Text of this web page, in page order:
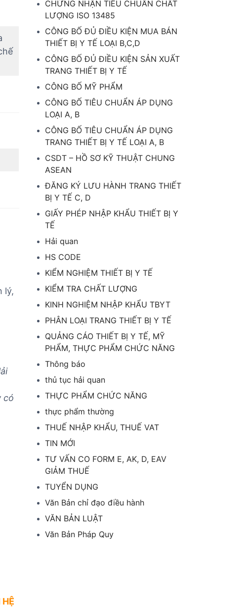
lý,
có
HỆ
CHỨNG NHẬN TIÊU CHUẨN CHẤT
LƯỢNG ISO 13485
CÔNG BỐ ĐỦ ĐIỀU KIỆN MUA BÁN
THIẾT BỊ Y TẾ LOẠI B,C,D
CÔNG BỐ ĐỦ ĐIỀU KIỆN SẢN XUẤT
TRANG THIẾT BỊ Y TẾ
CÔNG BỐ MỸ PHẨM
CÔNG BỐ TIÊU CHUẨN ÁP DỤNG
LOẠI A, B
CÔNG BỐ TIÊU CHUẨN ÁP DỤNG
TRANG THIẾT BỊ Y TẾ LOẠI A, B
CSDT – HỒ SƠ KỸ THUẬT CHUNG
ASEAN
ĐĂNG KÝ LƯU HÀNH TRANG THIẾT
BỊ Y TẾ C, D
GIẤY PHÉP NHẬP KHẨU THIẾT BỊ Y
TẾ
Hải quan
HS CODE
KIỂM NGHIỆM THIẾT BỊ Y TẾ
KIỂM TRA CHẤT LƯỢNG
KINH NGHIỆM NHẬP KHẨU TBYT
PHÂN LOẠI TRANG THIẾT BỊ Y TẾ
QUẢNG CÁO THIẾT BỊ Y TẾ, MỸ
PHẨM, THỰC PHẨM CHỨC NĂNG
Thông báo
thủ tục hải quan
THỰC PHẨM CHỨC NĂNG
thực phẩm thường
THUẾ NHẬP KHẨU, THUẾ VAT
TIN MỚI
TƯ VẤN CO FORM E, AK, D, EAV
GIẢM THUẾ
TUYỂN DỤNG
Văn Bản chỉ đạo điều hành
VĂN BẢN LUẬT
Văn Bản Pháp Quy